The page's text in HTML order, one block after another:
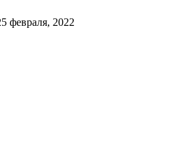
февраля, 2022